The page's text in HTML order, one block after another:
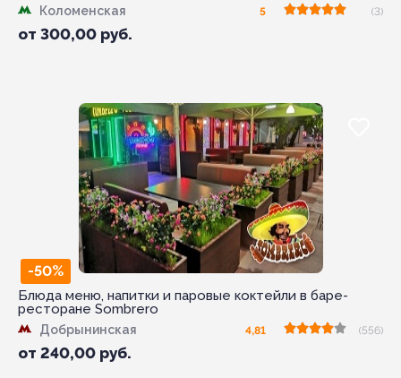
Коломенская 5 (3)
от 300,00 руб.
Блюда меню, напитки и паровые коктейли в баре-
ресторане Sombrero
-50%
Добрынинская 4,81 (556)
от 240,00 руб.